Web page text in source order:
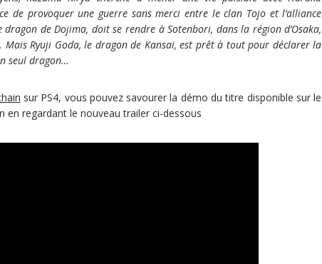
de provoquer une guerre sans merci entre le clan Tojo et l’alliance
de Dojima, doit se rendre à Sotenbori, dans la région d’Osaka,
Ryuji Goda, le dragon de Kansai, est prêt à tout pour déclarer la
seul dragon…
sur PS4, vous pouvez savourer la démo du titre disponible sur le
regardant le nouveau trailer ci-dessous